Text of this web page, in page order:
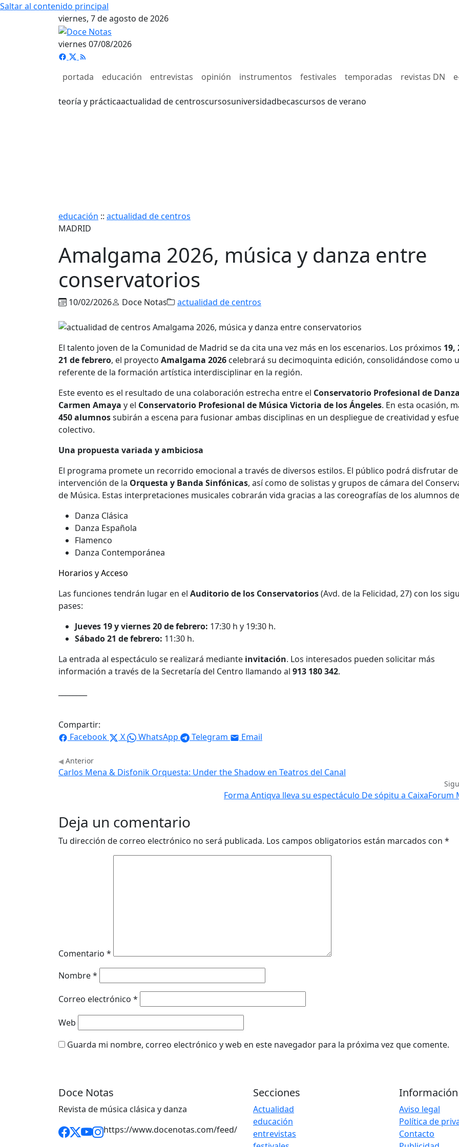
Saltar al contenido principal
viernes, 7 de agosto de 2026
viernes 07/08/2026
portada educación entrevistas opinión instrumentos festivales temporadas revistas DN
teoría y prácticaactualidad de centroscursosuniversidadbecascursos de verano
educación :: actualidad de centros
MADRID
Amalgama 2026, música y danza entre
conservatorios
10/02/2026 Doce Notas actualidad de centros
El talento joven de la Comunidad de Madrid se da cita una vez más en los escenarios. Los próximos 19,
21 de febrero, el proyecto Amalgama 2026 celebrará su decimoquinta edición, consolidándose como
referente de la formación artística interdisciplinar en la región.
Este evento es el resultado de una colaboración estrecha entre el Conservatorio Profesional de Danza
Carmen Amaya y el Conservatorio Profesional de Música Victoria de los Ángeles. En esta ocasión,
450 alumnossubirán a escena para fusionar ambas disciplinas en un despliegue de creatividad y
colectivo.
Una propuesta variada y ambiciosa
El programa promete un recorrido emocional a través de diversos estilos. El público podrá disfrutar de
intervención de la Orquesta y Banda Sinfónicas, así como de solistas y grupos de cámara del
de Música. Estas interpretaciones musicales cobrarán vida gracias a las coreografías de los alumnos
Danza Clásica
Danza Española
Flamenco
Danza Contemporánea
Horarios y Acceso
Las funciones tendrán lugar en el Auditorio de los Conservatorios(Avd. de la Felicidad, 27) con los
pases:
Jueves 19 y viernes 20 de febrero: 17:30 h y 19:30 h.
Sábado 21 de febrero: 11:30 h.
La entrada al espectáculo se realizará mediante invitación. Los interesados pueden solicitar más
información a través de la Secretaría del Centro llamando al 913 180 342.
Compartir:
Facebook
X WhatsApp Telegram Email
Anterior
Carlos Mena & Disfonik Orquesta: Under the Shadow en Teatros del Canal
Forma Antiqva lleva su espectáculo De sópitu a CaixaForum
Deja un comentario
Tu dirección de correo electrónico no será publicada. Los campos obligatorios están marcados con *
Comentario *
Nombre*
Correo electrónico *
Web
Guarda mi nombre, correo electrónico y web en este navegador para la próxima vez que comente.
Doce Notas
Revista de música clásica y danza
https://www.docenotas.com/feed/
Secciones
Actualidad
educación
entrevistas
Información
Aviso legal
Política de
Contacto